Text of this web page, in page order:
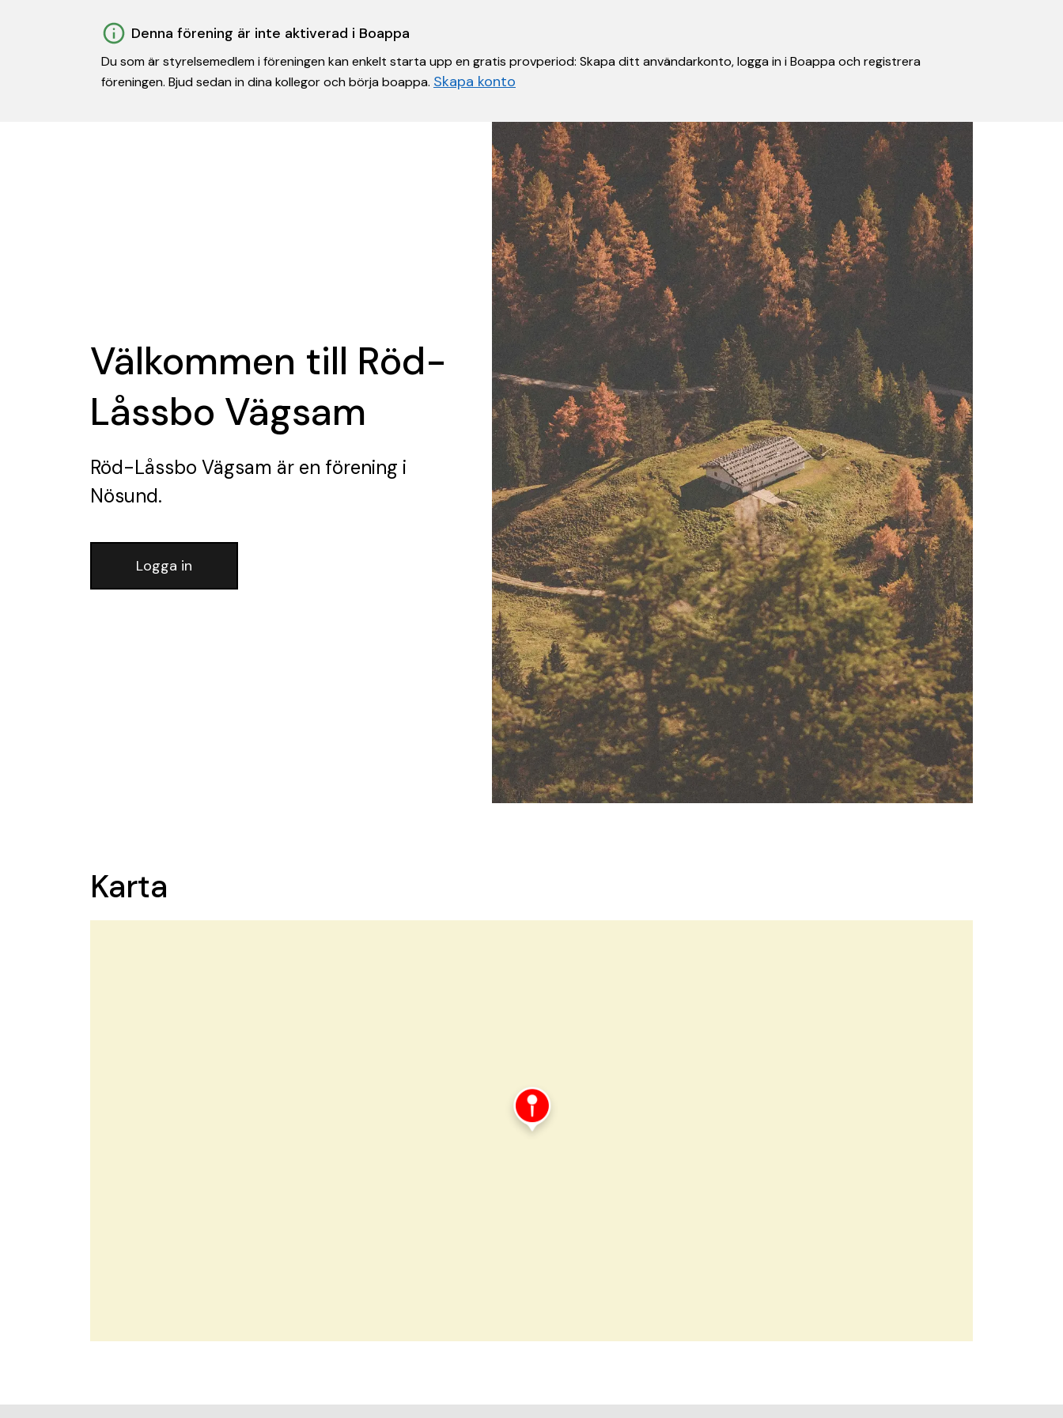
Denna förening är inte aktiverad i Boappa
Du som är styrelsemedlem i föreningen kan enkelt starta upp en gratis provperiod: Skapa ditt användarkonto, logga in i Boappa och registrera
föreningen. Bjud sedan in dina kollegor och börja boappa. Skapa konto
Välkommen till Röd-
Låssbo Vägsam
Röd-Låssbo Vägsam är en förening i
Nösund.
Logga in
Karta